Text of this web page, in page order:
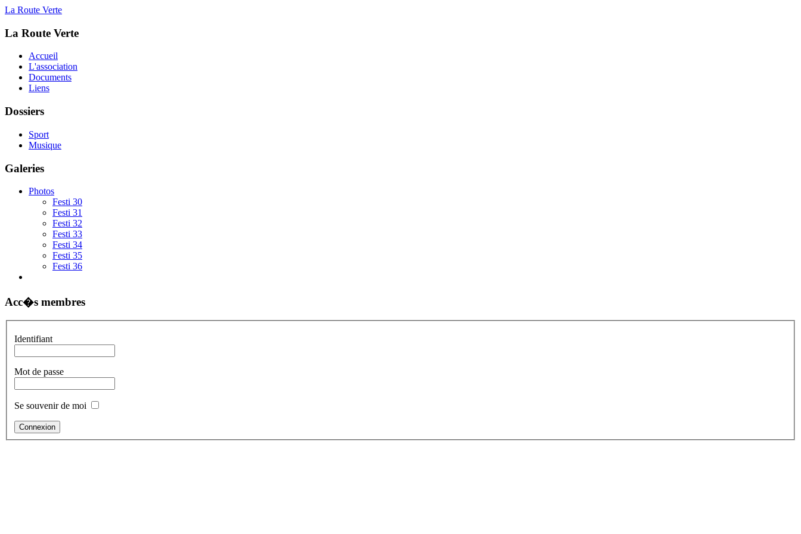
La Route Verte
La Route Verte
Accueil
L'association
Documents
Liens
Dossiers
Sport
Musique
Galeries
Photos
Festi 30
Festi 31
Festi 32
Festi 33
Festi 34
Festi 35
Festi 36
Acc�s membres
Identifiant
Mot de passe
Se souvenir de moi